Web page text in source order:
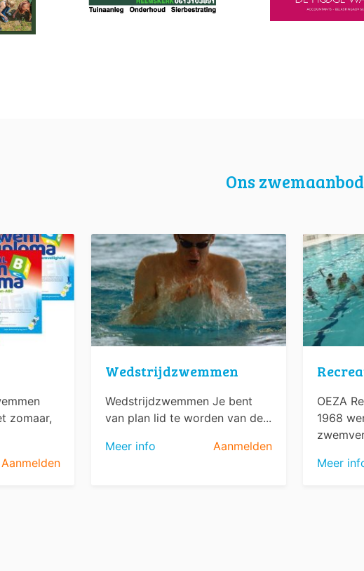
Ons zwemaanbod
zomaar,
Aanmelden
Wedstrijdzwemmen
Wedstrijdzwemmen Je bent
van plan lid te worden van de...
Meer info
Aanmelden
OEZA
1968
Meer